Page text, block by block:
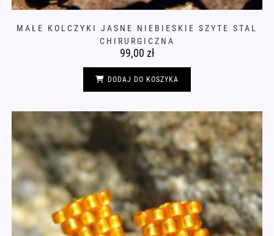
MAŁE KOLCZYKI JASNE NIEBIESKIE SZYTE STAL
CHIRURGICZNA
99,00 zł
DODAJ DO KOSZYKA